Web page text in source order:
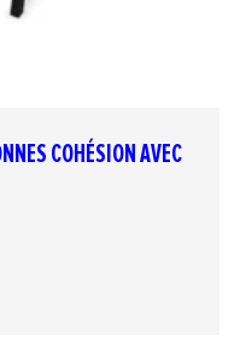
COHÉSION AVEC